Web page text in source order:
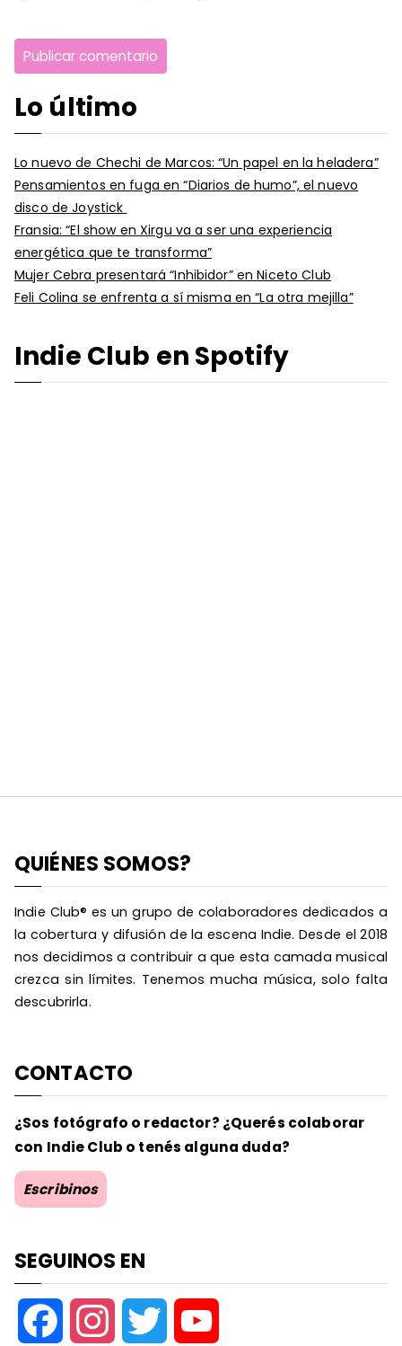
Lo último
Lo nuevo de Chechi de Marcos: “Un papel en la heladera”
Pensamientos en fuga en “Diarios de humo”, el nuevo
disco de Joystick
Fransia: “El show en Xirgu va a ser una experiencia
energética que te transforma”
Mujer Cebra presentará “Inhibidor” en Niceto Club
Feli Colina se enfrenta a sí misma en “La otra mejilla”
Indie Club en Spotify
QUIÉNES SOMOS?
Indie Club® es un grupo de colaboradores dedicados a
la cobertura y difusión de la escena Indie. Desde el 2018
nos decidimos a contribuir a que esta camada musical
crezca sin límites. Tenemos mucha música, solo falta
descubrirla.
CONTACTO
¿Sos fotógrafo o redactor? ¿Querés colaborar
con Indie Club o tenés alguna duda?
Escribinos
SEGUINOS EN